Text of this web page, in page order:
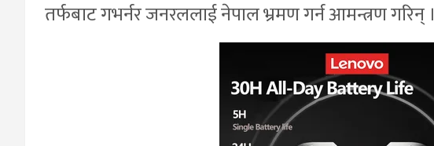
तर्फबाट गभर्नर जनरललाई नेपाल भ्रमण गर्न आमन्त्रण गरिन् ।